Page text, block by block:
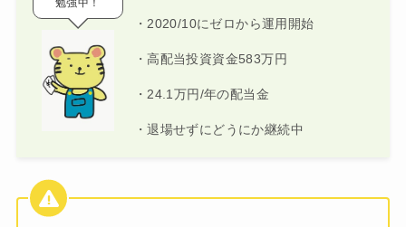
・2020/10にゼロから運用開始
・高配当投資資金583万円
・24.1万円/年の配当金
・退場せずにどうにか継続中
勉強中！